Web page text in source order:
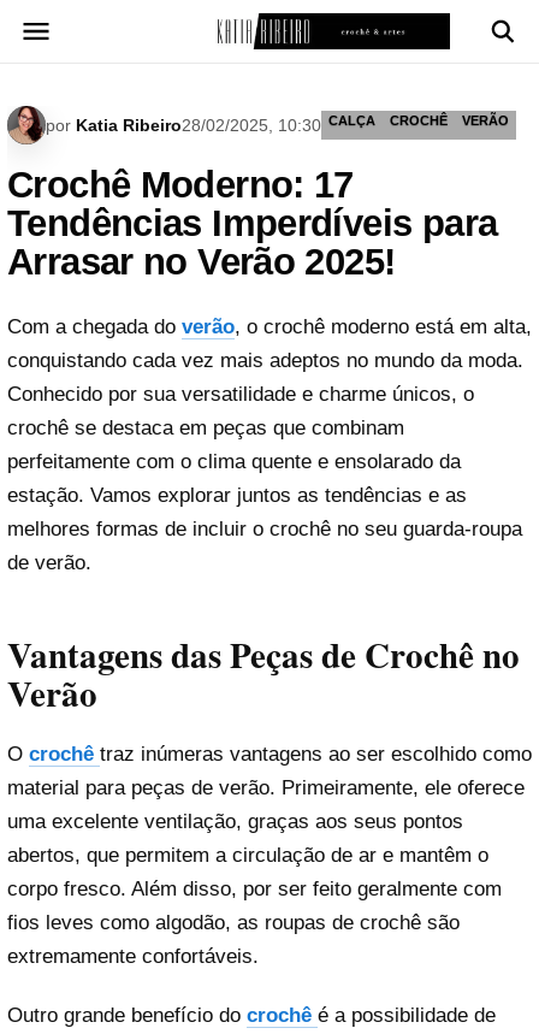
para
por Katia Ribeiro28/02/2025, 10:30 CALÇA CROCHÊ VERÃO
Crochê Moderno: 17
Tendências Imperdíveis para
Arrasar no Verão 2025!
Com a chegada do verão, o crochê moderno está em alta,
conquistando cada vez mais adeptos no mundo da moda.
Conhecido por sua versatilidade e charme únicos, o
crochê se destaca em peças que combinam
perfeitamente com o clima quente e ensolarado da
estação. Vamos explorar juntos as tendências e as
melhores formas de incluir o crochê no seu guarda-roupa
de verão.
Vantagens das Peças de Crochê no
Verão
O crochê traz inúmeras vantagens ao ser escolhido como
material para peças de verão. Primeiramente, ele oferece
uma excelente ventilação, graças aos seus pontos
abertos, que permitem a circulação de ar e mantêm o
corpo fresco. Além disso, por ser feito geralmente com
fios leves como algodão, as roupas de crochê são
extremamente confortáveis.
Outro grande benefício do crochê é a possibilidade de